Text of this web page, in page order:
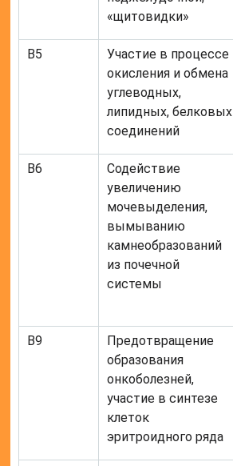
«щитовидки»
В5
Участие в процессе
окисления и обмена
углеводных,
липидных, белковых
соединений
В6
Содействие
увеличению
мочевыделения,
вымыванию
камнеобразований
из почечной
системы
В9
Предотвращение
образования
онкоболезней,
участие в синтезе
клеток
эритроидного ряда